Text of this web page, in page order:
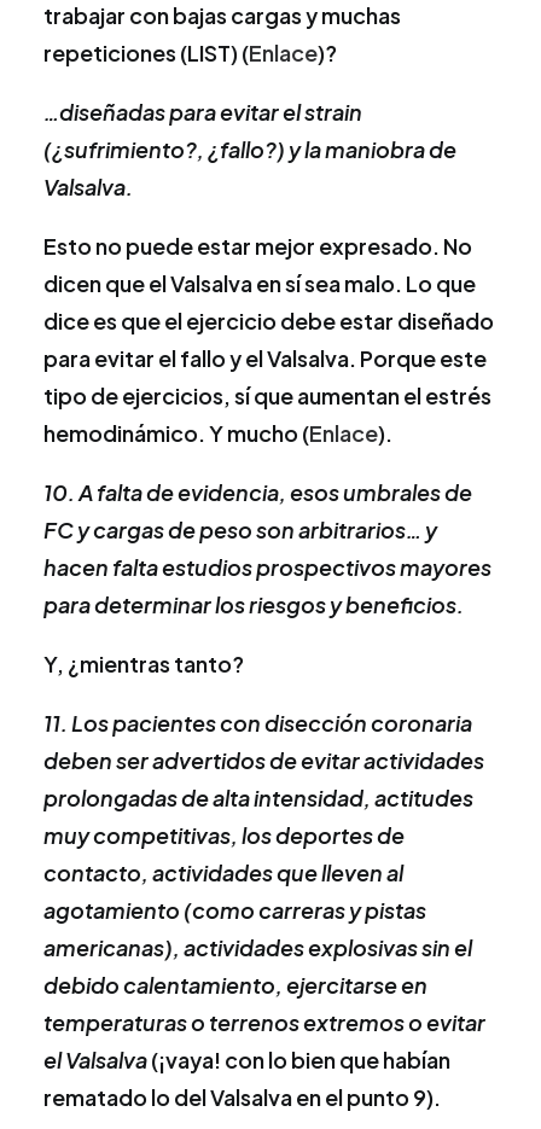
trabajar con bajas cargas y muchas
repeticiones (LIST) (Enlace)?
…diseñadas para evitar el strain
(¿sufrimiento?, ¿fallo?) y la maniobra de
Valsalva.
Esto no puede estar mejor expresado. No
dicen que el Valsalva en sí sea malo. Lo que
dice es que el ejercicio debe estar diseñado
para evitar el fallo y el Valsalva. Porque este
tipo de ejercicios, sí que aumentan el estrés
hemodinámico. Y mucho (Enlace).
10. A falta de evidencia, esos umbrales de
FC y cargas de peso son arbitrarios… y
hacen falta estudios prospectivos mayores
para determinar los riesgos y beneficios.
Y, ¿mientras tanto?
11. Los pacientes con disección coronaria
deben ser advertidos de evitar actividades
prolongadas de alta intensidad, actitudes
muy competitivas, los deportes de
contacto, actividades que lleven al
agotamiento (como carreras y pistas
americanas), actividades explosivas sin el
debido calentamiento, ejercitarse en
temperaturas o terrenos extremos o evitar
el Valsalva(¡vaya! con lo bien que habían
rematado lo del Valsalva en el punto 9).